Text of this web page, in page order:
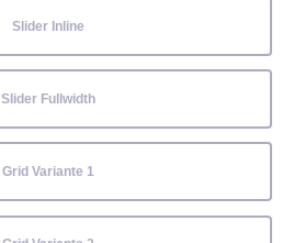
Slider Inline
Slider Fullwidth
Grid Variante 1